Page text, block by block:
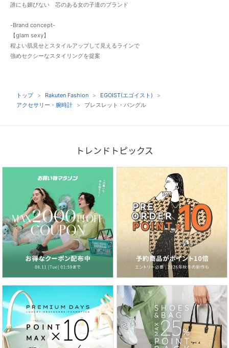
誰にも媚びない 芯のある女の子達のブランド
-Brand concept-
【glam sexy】
程よい肌見せとスタイルアップして見えるラインで
強めセクシーなスタイリングを提案
トップ Rakuten Fashion
EGOIST(エゴイスト)
アクセサリー・腕時計
ブレスレット・バングル
トレンドトピックス